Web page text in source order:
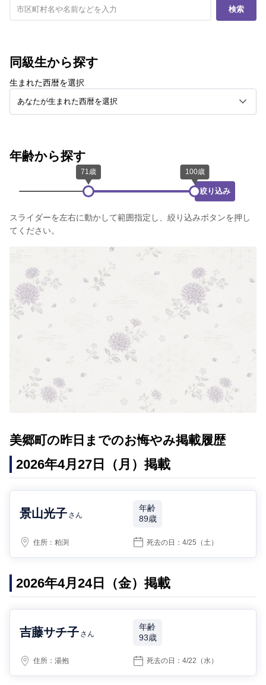
検索
同級生から探す
生まれた西暦を選択
年齢から探す
絞り込み
スライダーを左右に動かして範囲指定し、絞り込みボタンを押し
てください。
美郷町の昨日までのお悔やみ掲載履歴
2026年4月27日（月）掲載
景山光子 さん
年齢
89歳
住所： 粕渕 死去の日：4/25 （土）
2026年4月24日（金）掲載
吉藤サチ子 さん
年齢
93歳
住所：湯抱 死去の日：4/22 （水）